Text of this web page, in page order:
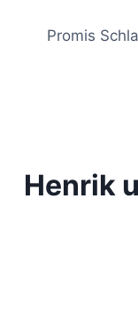
Promis
Henrik